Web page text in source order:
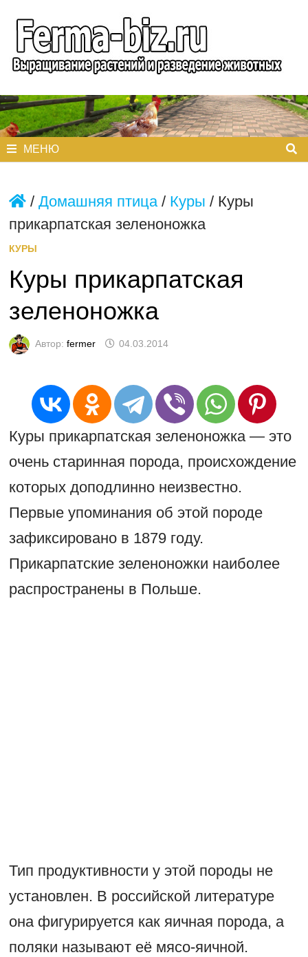
содержимому
МЕНЮ
/ Домашняя птица/ Куры / Куры
прикарпатская зеленоножка
КУРЫ
Куры прикарпатская
зеленоножка
Автор: fermer 04.03.2014
Куры прикарпатская зеленоножка — это
очень старинная порода, происхождение
которых доподлинно неизвестно.
Первые упоминания об этой породе
зафиксировано в 1879 году.
Прикарпатские зеленоножки наиболее
распространены в Польше.
Тип продуктивности у этой породы не
установлен. В российской литературе
она фигурируется как яичная порода, а
поляки называют её мясо-яичной.